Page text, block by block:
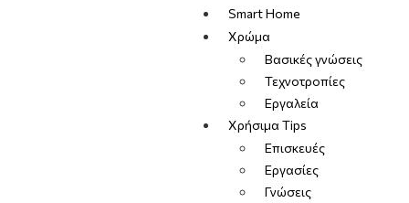
Smart Home
Χρώμα
Βασικές γνώσεις
Τεχνοτροπίες
Εργαλεία
Χρήσιμα Tips
Επισκευές
Εργασίες
Γνώσεις